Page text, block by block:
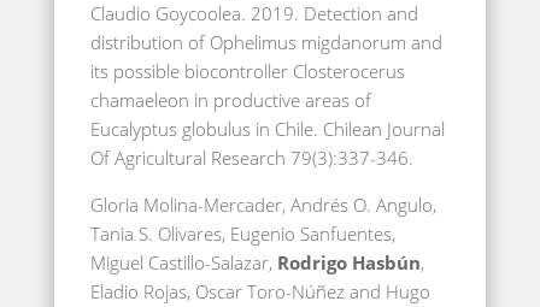
Claudio Goycoolea. 2019. Detection and
distribution of Ophelimus migdanorum and
its possible biocontroller Closterocerus
chamaeleon in productive areas of
Eucalyptus globulus in Chile. Chilean Journal
Of Agricultural Research 79(3):337-346.
Gloria Molina-Mercader, Andrés O. Angulo,
Tania S. Olivares, Eugenio Sanfuentes,
Miguel Castillo-Salazar, Rodrigo Hasbún,
Eladio Rojas, Oscar Toro-Núñez and Hugo